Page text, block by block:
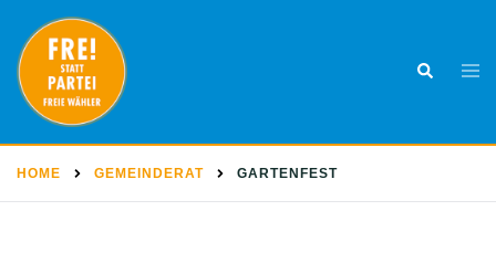
content
Search
HOME GEMEINDERAT GARTENFEST